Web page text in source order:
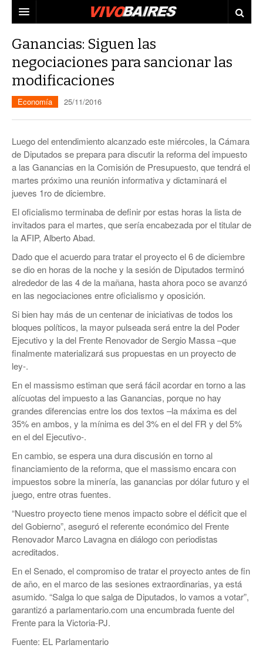
PAÍS
CONURBANO
ELECCIONES
JUDICIALES
AGENDA
PERSONAJES
ELLAS
TECNO
Ganancias: Siguen las
negociaciones para sancionar las
modificaciones
Economía 25/11/2016
Luego del entendimiento alcanzado este miércoles, la Cámara
de Diputados se prepara para discutir la reforma del impuesto
a las Ganancias en la Comisión de Presupuesto, que tendrá el
martes próximo una reunión informativa y dictaminará el
jueves 1ro de diciembre.
El oficialismo terminaba de definir por estas horas la lista de
invitados para el martes, que sería encabezada por el titular de
la AFIP, Alberto Abad.
Dado que el acuerdo para tratar el proyecto el 6 de diciembre
se dio en horas de la noche y la sesión de Diputados terminó
alrededor de las 4 de la mañana, hasta ahora poco se avanzó
en las negociaciones entre oficialismo y oposición.
Si bien hay más de un centenar de iniciativas de todos los
bloques políticos, la mayor pulseada será entre la del Poder
Ejecutivo y la del Frente Renovador de Sergio Massa –que
finalmente materializará sus propuestas en un proyecto de
ley-.
En el massismo estiman que será fácil acordar en torno a las
alícuotas del impuesto a las Ganancias, porque no hay
grandes diferencias entre los dos textos –la máxima es del
35% en ambos, y la mínima es del 3% en el del FR y del 5%
en el del Ejecutivo-.
En cambio, se espera una dura discusión en torno al
financiamiento de la reforma, que el massismo encara con
impuestos sobre la minería, las ganancias por dólar futuro y el
juego, entre otras fuentes.
“Nuestro proyecto tiene menos impacto sobre el déficit que el
del Gobierno”, aseguró el referente económico del Frente
Renovador Marco Lavagna en diálogo con periodistas
acreditados.
En el Senado, el compromiso de tratar el proyecto antes de fin
de año, en el marco de las sesiones extraordinarias, ya está
asumido. “Salga lo que salga de Diputados, lo vamos a votar”,
garantizó a parlamentario.com una encumbrada fuente del
Frente para la Victoria-PJ.
Fuente: EL Parlamentario